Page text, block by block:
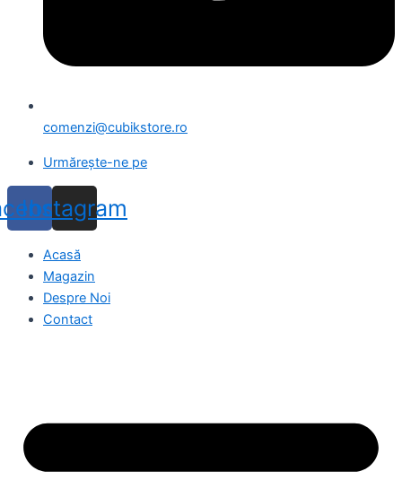
comenzi@cubikstore.ro
Urmărește-ne pe
Instagram
Acasă
Magazin
Despre Noi
Contact